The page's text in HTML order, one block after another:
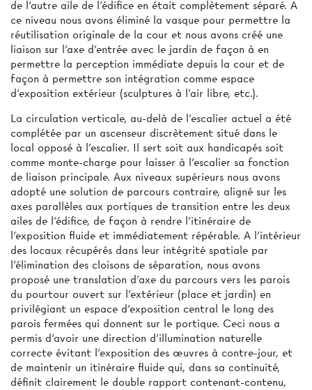
de l'autre aile de l'édifice en était complètement séparé. A
ce niveau nous avons éliminé la vasque pour permettre la
réutilisation originale de la cour et nous avons créé une
liaison sur l'axe d'entrée avec le jardin de façon à en
permettre la perception immédiate depuis la cour et de
façon à permettre son intégration comme espace
d'exposition extérieur (sculptures à l'air libre, etc.).
La circulation verticale, au-delà de l'escalier actuel a été
complétée par un ascenseur discrètement situé dans le
local opposé à l'escalier. Il sert soit aux handicapés soit
comme monte-charge pour laisser à l'escalier sa fonction
de liaison principale. Aux niveaux supérieurs nous avons
adopté une solution de parcours contraire, aligné sur les
axes parallèles aux portiques de transition entre les deux
ailes de l'édifice, de façon à rendre l'itinéraire de
l'exposition fluide et immédiatement répérable. A l'intérieur
des locaux récupérés dans leur intégrité spatiale par
l'élimination des cloisons de séparation, nous avons
proposé une translation d'axe du parcours vers les parois
du pourtour ouvert sur l'extérieur (place et jardin) en
privilégiant un espace d'exposition central le long des
parois fermées qui donnent sur le portique. Ceci nous a
permis d'avoir une direction d'illumination naturelle
correcte évitant l'exposition des œuvres à contre-jour, et
de maintenir un itinéraire fluide qui, dans sa continuité,
définit clairement le double rapport contenant-contenu,